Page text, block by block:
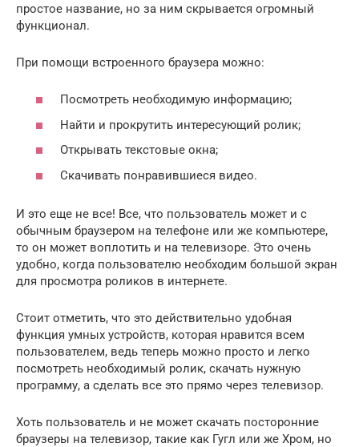
простое название, но за ним скрывается огромный
функционал.
При помощи встроенного браузера можно:
Посмотреть необходимую информацию;
Найти и прокрутить интересующий ролик;
Открывать текстовые окна;
Скачивать понравившиеся видео.
И это еще не все! Все, что пользователь может и с
обычным браузером на телефоне или же компьютере,
то он может воплотить и на телевизоре. Это очень
удобно, когда пользователю необходим большой экран
для просмотра роликов в интернете.
Стоит отметить, что это действительно удобная
функция умных устройств, которая нравится всем
пользователем, ведь теперь можно просто и легко
посмотреть необходимый ролик, скачать нужную
программу, а сделать все это прямо через телевизор.
Хоть пользователь и не может скачать посторонние
браузеры на телевизор, такие как Гугл или же Хром, но